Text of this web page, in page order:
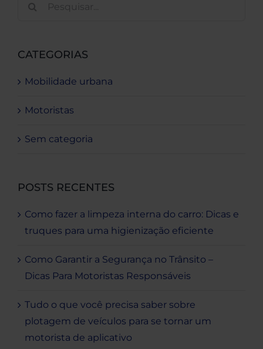
CATEGORIAS
Mobilidade urbana
Motoristas
Sem categoria
POSTS RECENTES
Como fazer a limpeza interna do carro: Dicas e
truques para uma higienização eficiente
Como Garantir a Segurança no Trânsito –
Dicas Para Motoristas Responsáveis
Tudo o que você precisa saber sobre
plotagem de veículos para se tornar um
motorista de aplicativo